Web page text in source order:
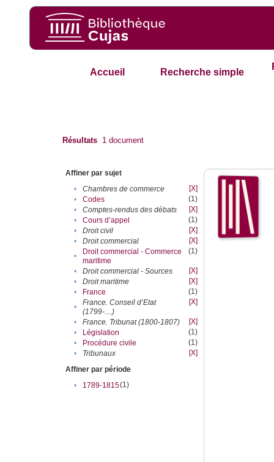
Accueil Recherche simple
Résultats 1 document
Affiner par sujet
•
Chambres de commerce
[X]
•
Codes
(1)
•
Comptes-rendus des débats
[X]
•
Cours d’appel
(1)
•
Droit civil
[X]
•
Droit commercial
[X]
•
Droit commercial - Commerce
maritime
(1)
• Droit commercial - Sources
[X]
•
Droit maritime
[X]
•
France
(1)
•
France. Conseil d’Etat
(1799-....)
[X]
• France. Tribunat (1800-1807)
[X]
•
Législation
(1)
•
Procédure civile
(1)
•
Tribunaux
[X]
Affiner par période
•
1789-1815(1)